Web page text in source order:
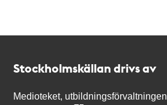
Stockholmskällan drivs av
Medioteket, utbildningsförvaltningen